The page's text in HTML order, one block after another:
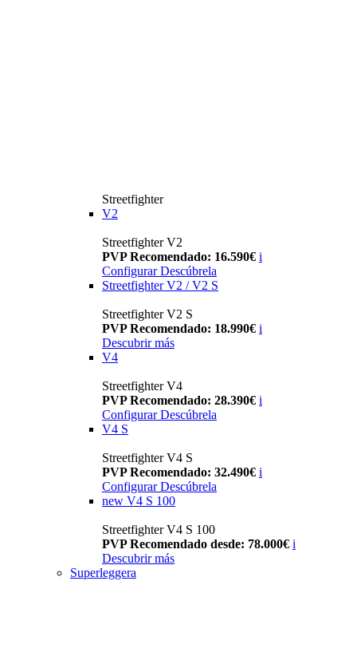
Streetfighter
V2
Streetfighter V2
PVP Recomendado: 16.590€ i
Configurar Descúbrela
Streetfighter V2 / V2 S
Streetfighter V2 S
PVP Recomendado: 18.990€ i
Descubrir más
V4
Streetfighter V4
PVP Recomendado: 28.390€ i
Configurar Descúbrela
V4 S
Streetfighter V4 S
PVP Recomendado: 32.490€ i
Configurar Descúbrela
new V4 S 100
Streetfighter V4 S 100
PVP Recomendado desde: 78.000€ i
Descubrir más
Superleggera